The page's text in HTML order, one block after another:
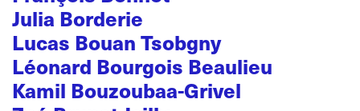
Julia Borderie
Lucas Bouan Tsobgny
Léonard Bourgois Beaulieu
Kamil Bouzoubaa-Grivel